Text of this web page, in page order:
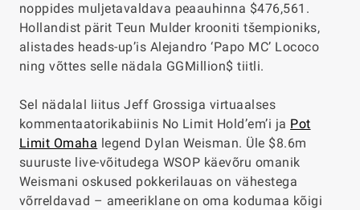
noppides muljetavaldava peaauhinna $476,561.
Hollandist pärit Teun Mulder krooniti tšempioniks,
alistades heads-up’is Alejandro ‘Papo MC’ Lococo
ning võttes selle nädala GGMillion$ tiitli.
Sel nädalal liitus Jeff Grossiga virtuaalses
kommentaatorikabiinis No Limit Hold’em’i ja Pot
Limit Omaha legend Dylan Weisman. Üle $8.6m
suuruste live-võitudega WSOP käevõru omanik
Weismani oskused pokkerilauas on vähestega
võrreldavad – ameeriklane on oma kodumaa kõigi